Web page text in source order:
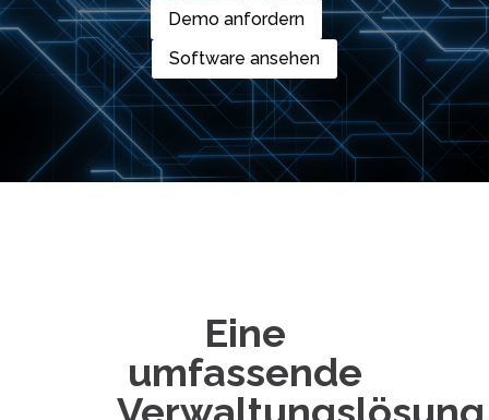
Demo anfordern
Software ansehen
Eine
umfassende